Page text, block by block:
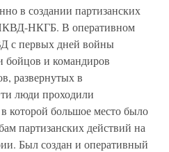
в создании партизанских
НКГБ. В оперативном
с первых дней войны
бойцов и командиров
развернутых в
люди проходили
которой большое место было
партизанских действий на
Был создан и оперативный